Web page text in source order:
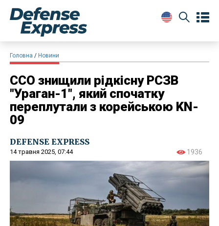
Головна Новини
ССО знищили рідкісну РСЗВ
"Ураган-1", який спочатку
переплутали з корейською KN-
09
DEFENSE EXPRESS
14 травня 2025, 07:44 1936